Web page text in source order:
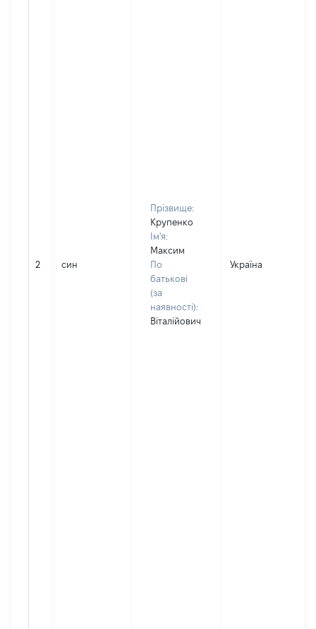
2 син
Прізвище:
Крупенко
Ім'я:
Максим
По
батькові
(за
наявності):
Віталійович
Україна